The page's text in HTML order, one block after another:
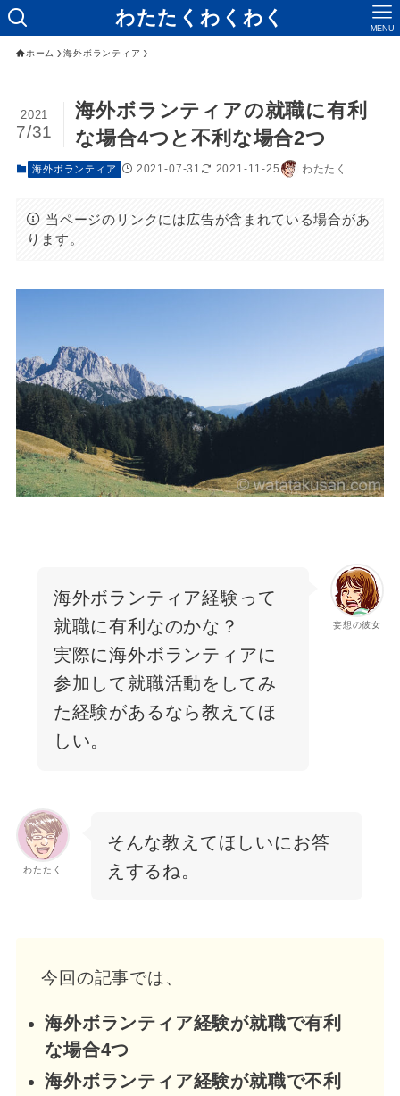
わたたくわくわく MENU
ホーム 海外ボランティア
海外ボランティアの就職に有利
な場合4つと不利な場合2つ
2021
7/31
海外ボランティア 2021-07-31 2021-11-25 わたたく
当ページのリンクには広告が含まれている場合があ
ります。
妄想の彼女
海外ボランティア経験って
就職に有利なのかな？
実際に海外ボランティアに
参加して就職活動をしてみ
た経験があるなら教えてほ
しい。
わたたく
そんな教えてほしいにお答
えするね。
今回の記事では、
海外ボランティア経験が就職で有利
な場合4つ
海外ボランティア経験が就職で不利